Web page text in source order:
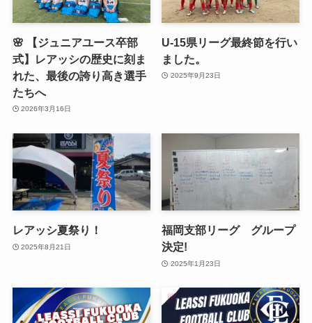
🌸 【ジュニアユース卒部
式】レアッシの歴史に刻ま
れた、最後の誇り高き選手
たちへ
2026年3月16日
U-15県リーグ最終節を行い
ました。
2025年9月23日
レアッシ夏祭り！
2025年8月21日
福岡支部リーグ グループ
決定!
2025年1月23日